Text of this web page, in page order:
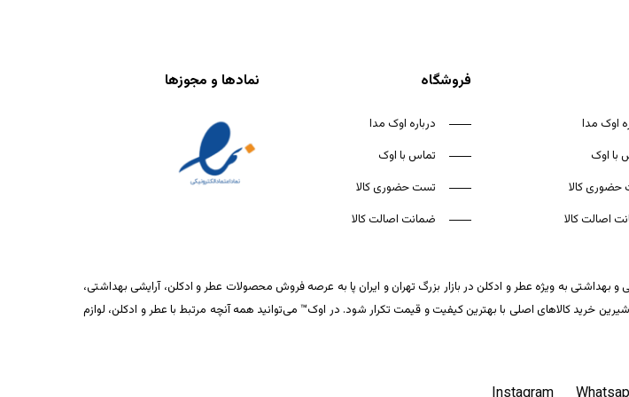
اوک مدا
با اوک
کالا
اصالت کالا
فروشگاه
درباره اوک مدا
تماس با اوک
تست حضوری کالا
ضمانت اصالت کالا
نمادها و مجوزها
به ویژه عطر و ادکلن در بازار بزرگ تهران و ایران پا به عرصه فروش محصولات عطر و ادکلن، آرایشی بهداشتی،
کالاهای اصلی با بهترین کیفیت و قیمت تکرار شود. در اوک™ می‌توانید همه آنچه مرتبط با عطر و ادکلن، لوازم